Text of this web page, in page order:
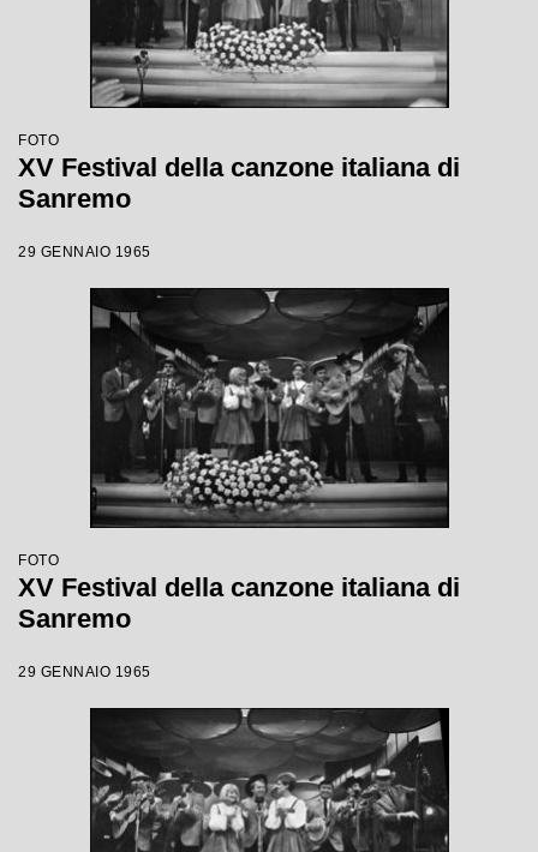
FOTO
XV Festival della canzone italiana di
Sanremo
29 GENNAIO 1965
FOTO
XV Festival della canzone italiana di
Sanremo
29 GENNAIO 1965